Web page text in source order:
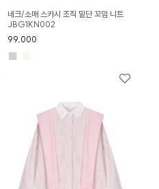
네크/소매 스카시 조직 밑단 꼬임 니트
JBG1KN002
99,000
■